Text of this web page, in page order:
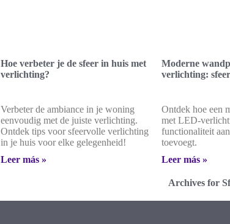
Hoe verbeter je de sfeer in huis met
verlichting?
Verbeter de ambiance in je woning
eenvoudig met de juiste verlichting.
Ontdek tips voor sfeervolle verlichting
in je huis voor elke gelegenheid!
Leer más »
Moderne
verlichting:
Ontdek hoe een
met LED-
functionaliteit
toevoegt.
Leer más »
Archives for